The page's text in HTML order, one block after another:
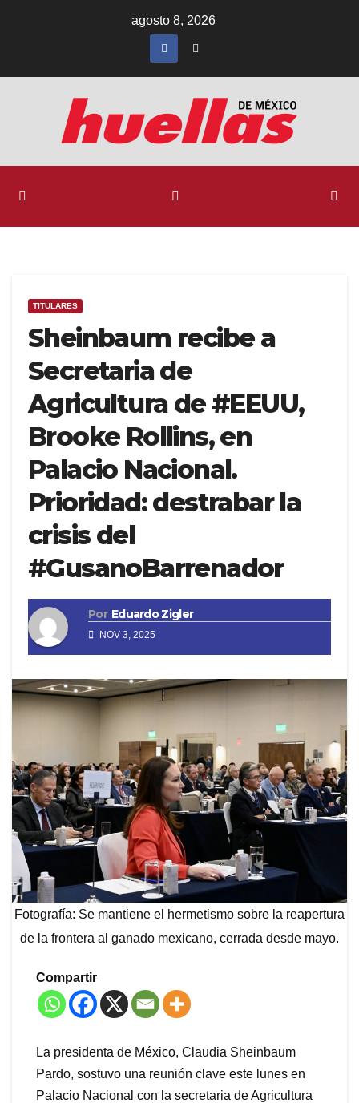
agosto 8, 2026
TITULARES
Sheinbaum recibe a
Secretaria de
Agricultura de #EEUU,
Brooke Rollins, en
Palacio Nacional.
Prioridad: destrabar la
crisis del
#GusanoBarrenador
Por Eduardo Zigler
NOV 3, 2025
Fotografía: Se mantiene el hermetismo sobre la reapertura
de la frontera al ganado mexicano, cerrada desde mayo.
Compartir
La presidenta de México, Claudia Sheinbaum
Pardo, sostuvo una reunión clave este lunes en
Palacio Nacional con la secretaria de Agricultura